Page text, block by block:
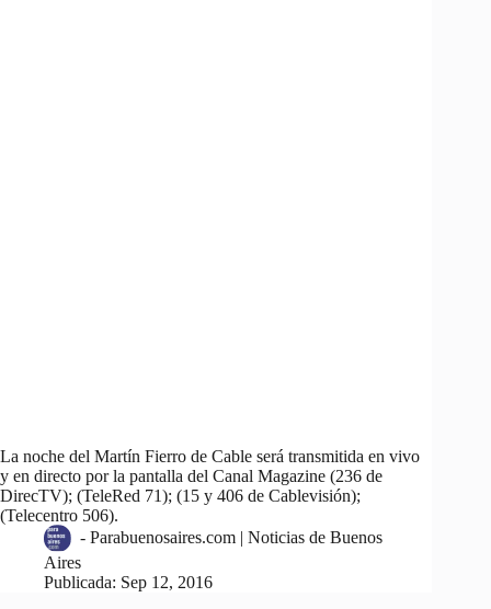
La noche del Martín Fierro de Cable será transmitida en vivo
y en directo por la pantalla del Canal Magazine (236 de
DirecTV); (TeleRed 71); (15 y 406 de Cablevisión);
(Telecentro 506).
- Parabuenosaires.com | Noticias de Buenos
Aires
Publicada: Sep 12, 2016